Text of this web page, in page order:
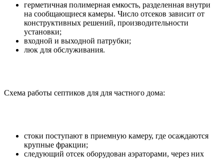
герметичная полимерная емкость, разделенная внутри
на сообщающиеся камеры. Число отсеков зависит от
конструктивных решений, производительности
установки;
входной и выходной патрубки;
люк для обслуживания.
Схема работы септиков для для частного дома:
стоки поступают в приемную камеру, где осаждаются
крупные фракции;
следующий отсек оборудован аэраторами, через них